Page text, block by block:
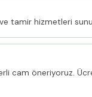
tamir hizmetleri
cam öneriyoruz.